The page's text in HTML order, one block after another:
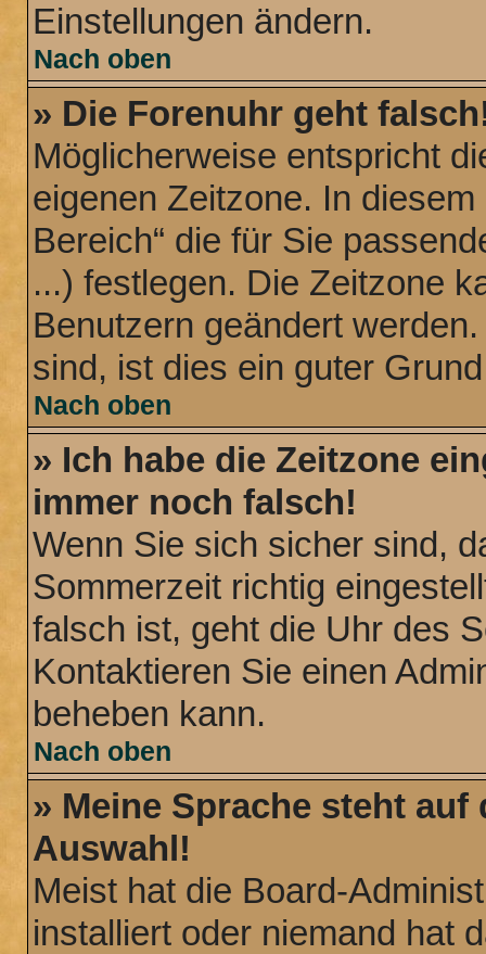
Einstellungen ändern.
Nach oben
» Die Forenuhr geht
Möglicherweise entspricht
eigenen Zeitzone. In
Bereich“ die für Sie
...) festlegen. Die Zeitzone
Benutzern geändert
sind, ist dies ein guter
Nach oben
» Ich habe die Zeitzone
immer noch falsch!
Wenn Sie sich sicher sind,
Sommerzeit richtig
falsch ist, geht die Uhr des
Kontaktieren Sie einen
beheben kann.
Nach oben
» Meine Sprache steht
Auswahl!
Meist hat die Board-
installiert oder niemand hat